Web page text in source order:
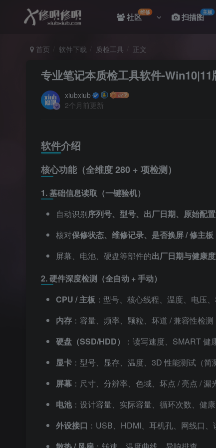
社区维修 扫描图主板
首页 软件下载 质检工具 正文
专业笔记本质检工具软件-
xiubxiub
2个月前更新
软件介绍
核心功能（全维度 280 + 项检测）
1. 基础信息读取（一键验机）
自动识别序列号、型号、出厂日期、原始配置
核对保修状态、维修记录、是否换屏 / 修主板
屏幕、电池、硬盘等部件的出厂日期与健康度
2. 硬件深度检测（全自动 + 手动）
CPU / 主板 ：型号、核心线程、温度、电压
内存 ：容量、频率、颗粒、坏道 / 兼容性检测
硬盘（SSD/HDD）
：读写速度、SMART
显卡 ：型号、显存、温度、3D 性能测试（简
屏幕 ：尺寸、分辨率、色域、坏点 / 亮点 /
电池：设计容量、实际容量、循环次数、健
外设接口 ：USB、HDMI、耳机孔、网线口